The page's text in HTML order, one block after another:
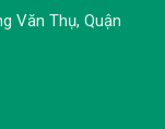
Văn Thụ, Quận